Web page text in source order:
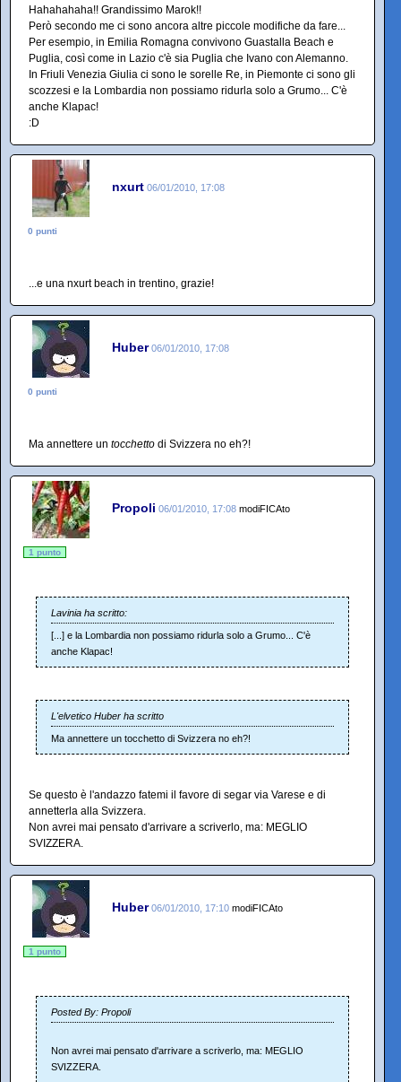
Hahahahaha!! Grandissimo Marok!!
Però secondo me ci sono ancora altre piccole modifiche da fare...
Per esempio, in Emilia Romagna convivono Guastalla Beach e
Puglia, così come in Lazio c'è sia Puglia che Ivano con Alemanno.
In Friuli Venezia Giulia ci sono le sorelle Re, in Piemonte ci sono gli
scozzesi e la Lombardia non possiamo ridurla solo a Grumo... C'è
anche Klapac!
:D
nxurt 06/01/2010, 17:08
0 punti
...e una nxurt beach in trentino, grazie!
Huber 06/01/2010, 17:08
0 punti
Ma annettere un tocchetto di Svizzera no eh?!
Propoli 06/01/2010, 17:08 modiFICAto
1 punto
Lavinia ha scritto:
[...] e la Lombardia non possiamo ridurla solo a Grumo... C'è
anche Klapac!
L'elvetico Huber ha scritto
Ma annettere un tocchetto di Svizzera no eh?!
Se questo è l'andazzo fatemi il favore di segar via Varese e di
annetterla alla Svizzera.
Non avrei mai pensato d'arrivare a scriverlo, ma: MEGLIO
SVIZZERA.
Huber 06/01/2010, 17:10 modiFICAto
1 punto
Posted By: Propoli
Non avrei mai pensato d'arrivare a scriverlo, ma: MEGLIO
SVIZZERA.